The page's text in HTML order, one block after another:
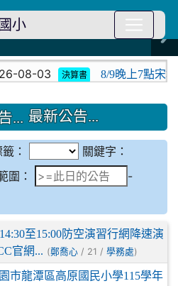
小
08-03 決算書 8/9晚上7點宋坤
最新公告...
：
關鍵字：
圍：
-日期範
至15:00防空演習行網降速演
官網... (鄭喬心 / 21 / 學務處)
市龍潭區高原國民小學115學年